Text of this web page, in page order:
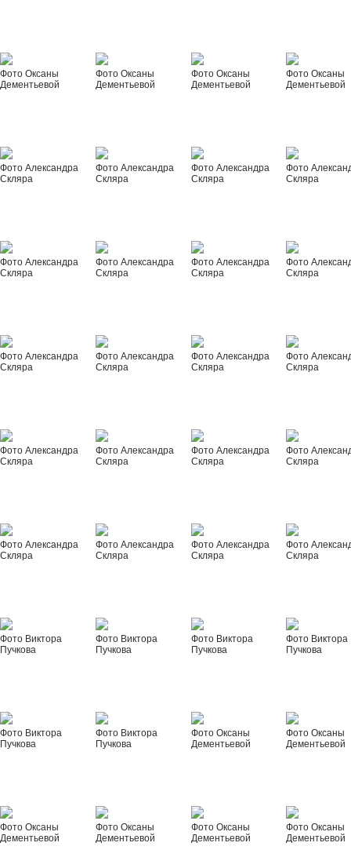
Фото Оксаны
Дементьевой
Фото Оксаны
Дементьевой
Фото Оксаны
Дементьевой
Фото Оксаны
Дементьевой
Фото Александра
Скляра
Фото Александра
Скляра
Фото Александра
Скляра
Фото
Скляра
Фото Александра
Скляра
Фото Александра
Скляра
Фото Александра
Скляра
Фото
Скляра
Фото Александра
Скляра
Фото Александра
Скляра
Фото Александра
Скляра
Фото
Скляра
Фото Александра
Скляра
Фото Александра
Скляра
Фото Александра
Скляра
Фото
Скляра
Фото Александра
Скляра
Фото Александра
Скляра
Фото Александра
Скляра
Фото
Скляра
Фото Виктора
Пучкова
Фото Виктора
Пучкова
Фото Виктора
Пучкова
Фото Виктора
Пучкова
Фото Виктора
Пучкова
Фото Виктора
Пучкова
Фото Оксаны
Дементьевой
Фото Оксаны
Дементьевой
Фото Оксаны
Дементьевой
Фото Оксаны
Дементьевой
Фото Оксаны
Дементьевой
Фото Оксаны
Дементьевой